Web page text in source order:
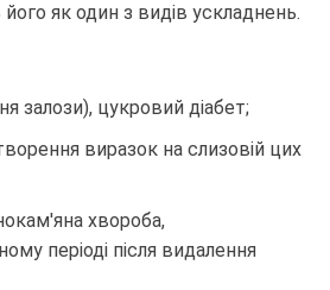
як один з видів ускладнень.
залози), цукровий діабет;
виразок на слизовій цих
хвороба,
періоді після видалення